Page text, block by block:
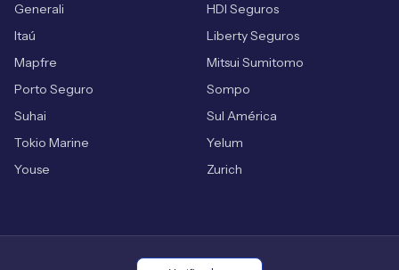
Generali
HDI Seguros
Itaú
Liberty Seguros
Mapfre
Mitsui Sumitomo
Porto Seguro
Sompo
Suhai
Sul América
Tokio Marine
Yelum
Youse
Zurich